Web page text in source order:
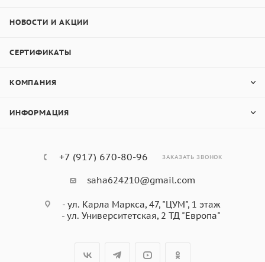
НОВОСТИ И АКЦИИ
СЕРТИФИКАТЫ
КОМПАНИЯ
ИНФОРМАЦИЯ
+7 (917) 670-80-96 ЗАКАЗАТЬ ЗВОНОК
saha624210@gmail.com
- ул. Карла Маркса, 47, "ЦУМ", 1 этаж
- ул. Университетская, 2 ТД "Европа"